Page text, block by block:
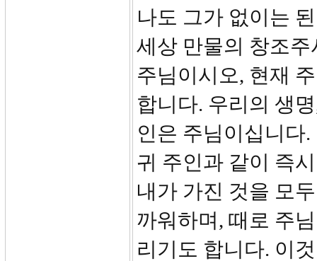
나도 그가 없이는
세상 만물의 창조
주님이시오, 현재
합니다. 우리의 생
인은 주님이십니다.
귀 주인과 같이 즉
내가 가진 것을 모
까워하며, 때로 주
리기도 합니다. 이